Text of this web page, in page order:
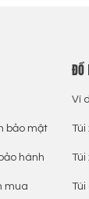
bảo mật
hành
mua
ĐỒ
Ví